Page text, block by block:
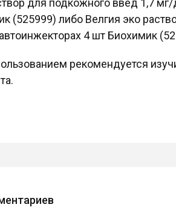
для подкожного введ 1,7
(525999) либо Велгия эко
4 шт Биохимик
рекомендуется